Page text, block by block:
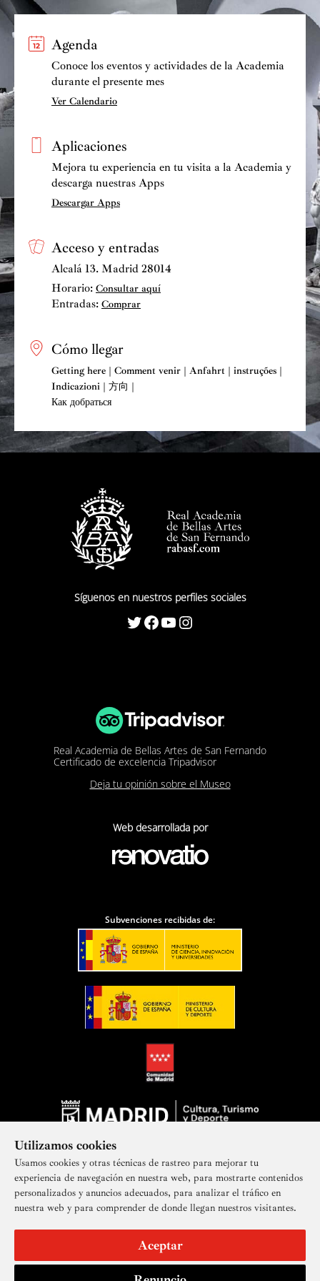
Utilizamos cookies
Usamos cookies y otras técnicas de rastreo para mejorar tu
experiencia de navegación en nuestra web, para mostrarte contenidos
personalizados y anuncios adecuados, para analizar el tráfico en
nuestra web y para comprender de donde llegan nuestros visitantes.
Aceptar
Agenda
Conoce los eventos y actividades de la Academia
durante el presente mes
Ver Calendario
Aplicaciones
Mejora tu experiencia en tu visita a la Academia y
descarga nuestras Apps
Descargar Apps
Acceso y entradas
Alcalá 13. Madrid 28014
Horario: Consultar aquí
Entradas: Comprar
Cómo llegar
Getting here | Comment venir | Anfahrt | instruções |
Indicazioni | 方向 |
Как добраться
Síguenos en nuestros perfiles sociales
Twitter Facebook YouTube Instagram
Real Academia de Bellas Artes de San Fernando
Certificado de excelencia Tripadvisor
Deja tu opinión sobre el Museo
Web desarrollada por
Subvenciones recibidas de:
Suscríbete a nuestra newsletter